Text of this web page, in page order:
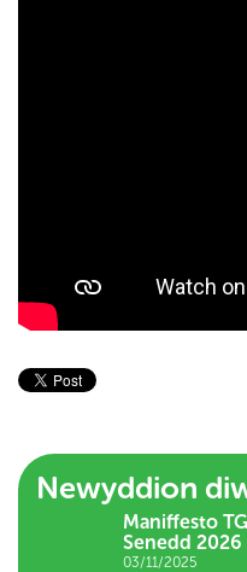
Newyddion
Maniffesto
Senedd 2026
03/11/2025